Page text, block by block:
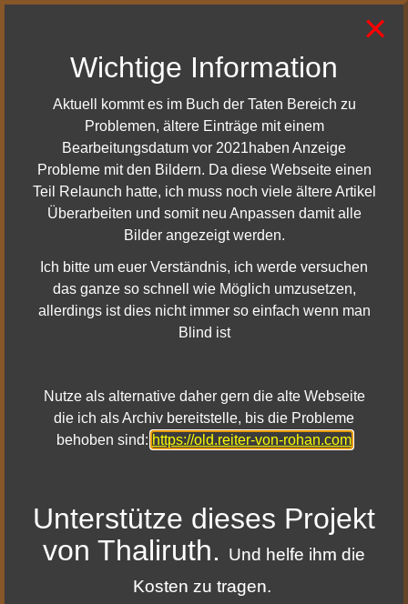
Lösung des Problem mit Band 4 Buch 1 Kapitel 3
a) Logt euch für einen etwas längeren Zeitraum aus so ca.
20-30 Minuten, nach dem einloggen geht das Buch dann
Normal weiter.
b) Portet euch nach Morlad zum Markstein, dann geht es
auch weiter mit dem Buch. Wichtig ist es aber auch, das ihr
euch erst weg Portet und dann zurück nach Morlad Porten
Mehr Details dazu
Impressum & Datenschutz | Facebook |
Youtube | Twitter |
| Discord
×
Wichtige Information
Aktuell kommt es im Buch der Taten Bereich zu
Problemen, ältere Einträge mit einem
Bearbeitungsdatum vor 2021haben Anzeige
Probleme mit den Bildern. Da diese Webseite einen
Teil Relaunch hatte, ich muss noch viele ältere Artikel
Überarbeiten und somit neu Anpassen damit alle
Bilder angezeigt werden.
Ich bitte um euer Verständnis, ich werde versuchen
das ganze so schnell wie Möglich umzusetzen,
allerdings ist dies nicht immer so einfach wenn man
Blind ist
Nutze als alternative daher gern die alte Webseite
die ich als Archiv bereitstelle, bis die Probleme
behoben sind: https://old.reiter-von-rohan.com
Unterstütze dieses Projekt
von Thaliruth.
Und helfe ihm die
Kosten zu tragen.